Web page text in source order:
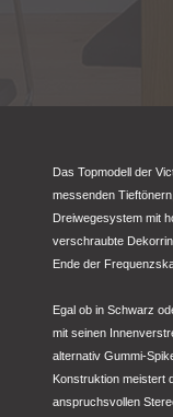
Das Topmodell der
messenden
Dreiwegesystem mit
verschraubte
Ende der
Egal ob in Schwarz
mit seinen
alternativ Gummi-
Konstruktion meistert
anspruchsvollen